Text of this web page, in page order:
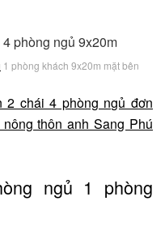
1 phòng khách 9x20m mặt bên
2 chái 4 phòng ngủ đơn
thôn anh Sang Phú
ngủ 1 phòng